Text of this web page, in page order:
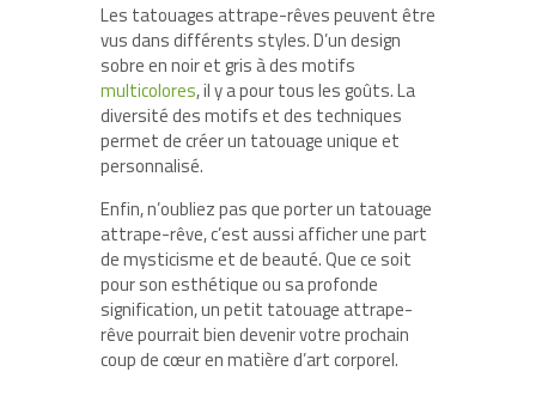
Les tatouages attrape-rêves peuvent être
vus dans différents styles. D’un design
sobre en noir et gris à des motifs
multicolores, il y a pour tous les goûts. La
diversité des motifs et des techniques
permet de créer un tatouage unique et
personnalisé.
Enfin, n’oubliez pas que porter un tatouage
attrape-rêve, c’est aussi afficher une part
de mysticisme et de beauté. Que ce soit
pour son esthétique ou sa profonde
signification, un petit tatouage attrape-
rêve pourrait bien devenir votre prochain
coup de cœur en matière d’art corporel.